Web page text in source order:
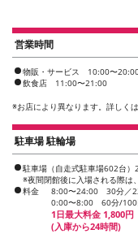
営業時間
物販・サービス 10:00〜
飲食店 11:00〜21:00
※お店により異なります。詳しく
駐車場 駐輪場
駐車場（自走式駐車場602台）
※夜間閉館後に入場される際は
料金
8:00〜24:00 30分／
0:00〜8:00 60分/100
1日最大料金 1,800円
(入庫から24時間)